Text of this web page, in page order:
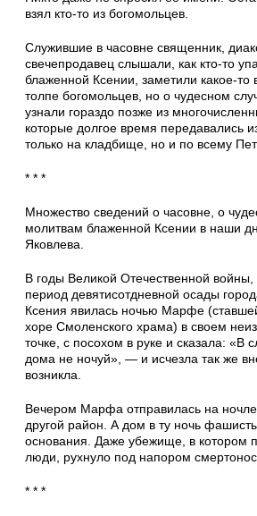
взял кто-то из богомольцев.
Служившие в часовне священник,
свечепродавец слышали, как кто-то
блаженной Ксе­нии, заметили какое-то
толпе богомольцев, но о чудесном
узнали гораздо позже из
которые долгое время передавались
только на кладбище, но и по всему
* * *
Множество сведений о часовне, о
молитвам блаженной Ксении в наши
Яковлева.
В годы Великой Отечественной
период девятисотдневной осады
Ксения явилась ночью Марфе
хоре Смолен­ского храма) в своем
точке, с посохом в руке и сказала: «В
дома не ночуй», — и исчезла так же
возникла.
Вечером Марфа отправилась на
другой район. А дом в ту ночь
основания. Даже убе­жище, в котором
люди, рух­нуло под напором
* * *